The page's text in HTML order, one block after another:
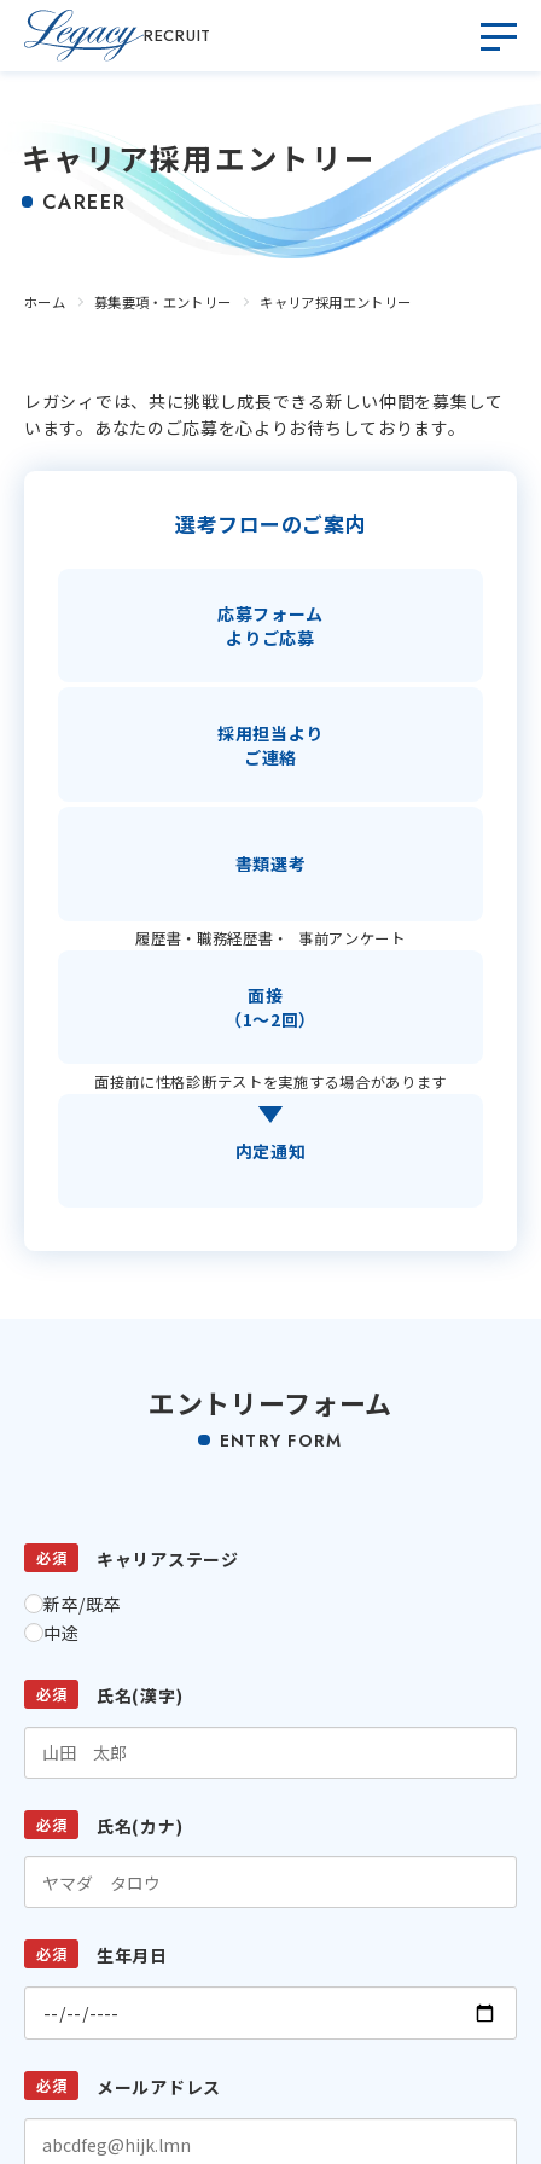
RECRUIT
イベント
キャリア採用エントリー
CAREER
ホーム 募集要項・エントリー キャリア採用エントリー
レガシィでは、共に挑戦し成長できる新しい仲間を募集して
います。あなたのご応募を心よりお待ちしております。
選考フローのご案内
応募フォーム
よりご応募
採用担当より
ご連絡
書類選考
履歴書・職務経歴書・ 事前アンケート
面接
（1〜2回）
面接前に性格診断テストを実施する場合があります
内定通知
エントリーフォーム
ENTRY FORM
必須
キャリアステージ
新卒/既卒
中途
必須 氏名(漢字)
必須 氏名(カナ)
必須 生年月日
必須 メールアドレス